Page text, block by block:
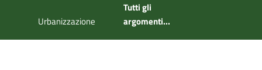
Urbanizzazione
Tutti gli
argomenti...